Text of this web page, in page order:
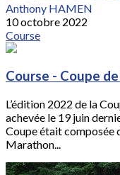
Anthony HAMEN
10 octobre 2022
Course
Course - Coupe
L’édition 2022 de la
achevée le 19 juin
Coupe était composée
Marathon...